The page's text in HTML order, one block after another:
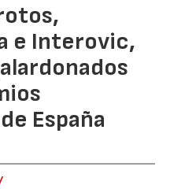
e Interovic,
España